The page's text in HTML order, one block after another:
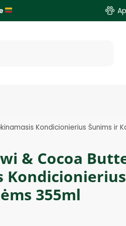
Kondicionierius Šunims ir
& Cocoa
Kondicionierius
355ml